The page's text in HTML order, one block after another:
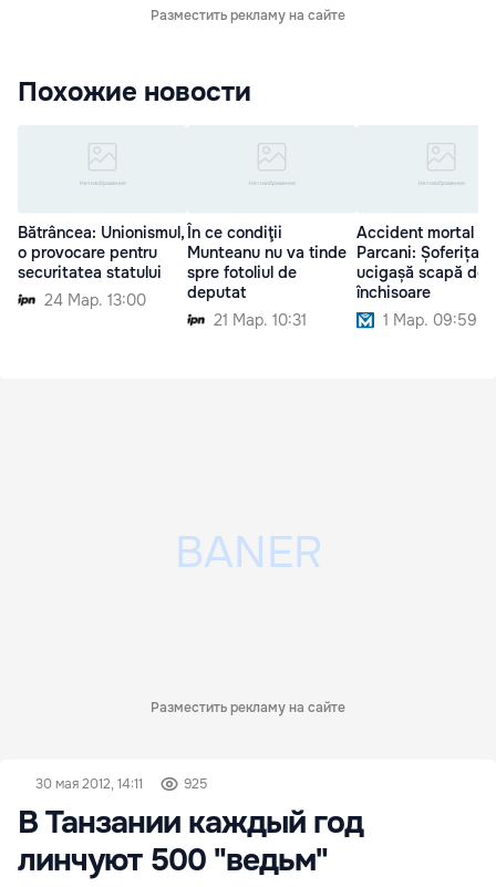
Разместить рекламу на сайте
Похожие новости
Bătrâncea: Unionismul,
o provocare pentru
securitatea statului
24 Мар. 13:00
În ce condiţii
Munteanu nu va tinde
spre fotoliul de
deputat
21 Мар. 10:31
Accident mortal la
Parcani: Șoferița
ucigașă scapă de
închisoare
1 Мар. 09:59
Разместить рекламу на сайте
30 мая 2012, 14:11 925
В Танзании каждый год
линчуют 500 "ведьм"